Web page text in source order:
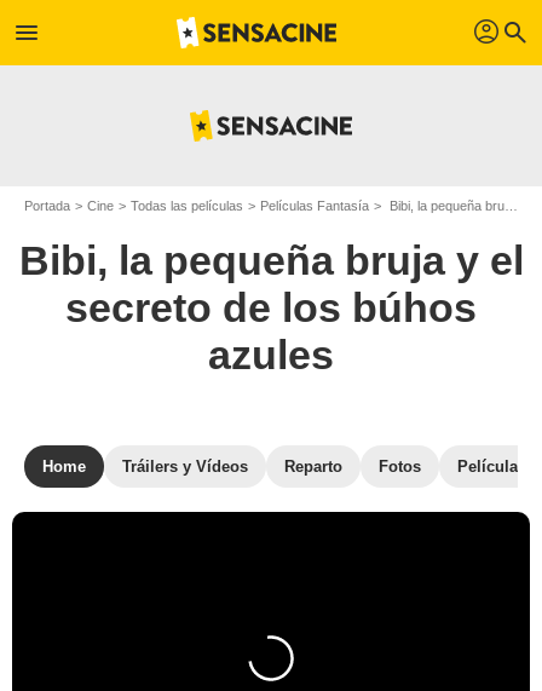
menu profil search
Portada Cine Todas las películas Películas Fantasía Bibi, la pequeña bruja y el secreto de los búhos azules
Bibi, la pequeña bruja y el
secreto de los búhos
azules
Home Tráilers y Vídeos Reparto Fotos Películas